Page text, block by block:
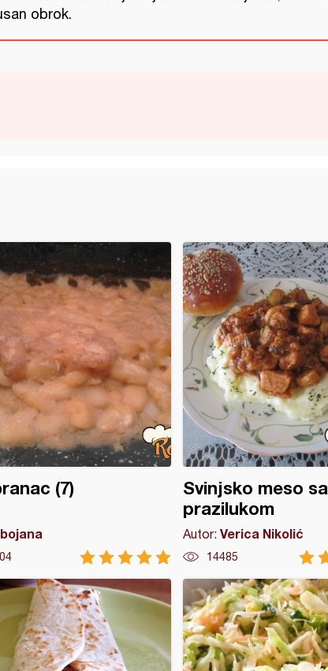
obrok.
(7)
bojana
Svinjsko meso sa
prazilukom
Autor: Verica Nikolić
14485